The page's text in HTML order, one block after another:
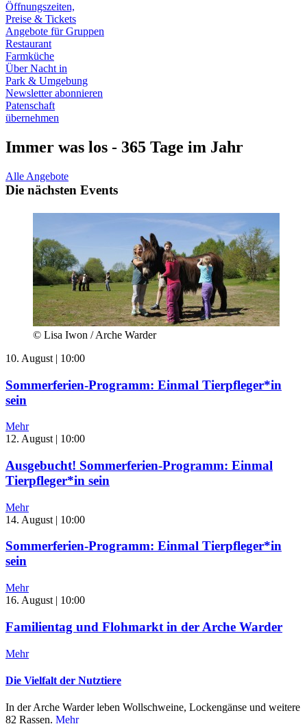
Öffnungszeiten,
Preise & Tickets
Angebote für Gruppen
Restaurant
Farmküche
Über Nacht in
Park & Umgebung
Newsletter abonnieren
Patenschaft
übernehmen
Immer was los - 365 Tage im Jahr
Alle Angebote
Die nächsten Events
© Lisa Iwon / Arche Warder
10. August | 10:00
Sommerferien-Programm: Einmal Tierpfleger*in
sein
Mehr
12. August | 10:00
Ausgebucht! Sommerferien-Programm: Einmal
Tierpfleger*in sein
Mehr
14. August | 10:00
Sommerferien-Programm: Einmal Tierpfleger*in
sein
Mehr
16. August | 10:00
Familientag und Flohmarkt in der Arche Warder
Mehr
Die Vielfalt der Nutztiere
In der Arche Warder leben Wollschweine, Lockengänse und weitere
82 Rassen. Mehr